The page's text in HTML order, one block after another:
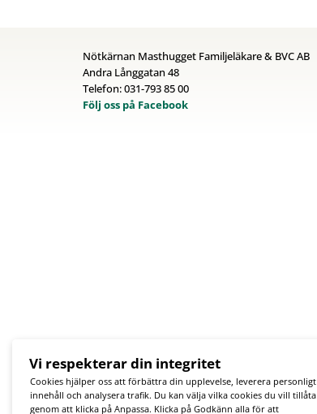
Nötkärnan Masthugget Familjeläkare & BVC AB
Andra Långgatan 48
Telefon: 031-793 85 00
Följ oss på Facebook
Vi respekterar din integritet
Cookies hjälper oss att förbättra din upplevelse, leverera personligt
innehåll och analysera trafik. Du kan välja vilka cookies du vill tillåta
genom att klicka på Anpassa. Klicka på Godkänn alla för att